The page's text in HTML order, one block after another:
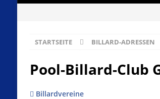
STARTSEITE BILLARD-ADRESSEN
Pool-Billard-Club
Billardvereine